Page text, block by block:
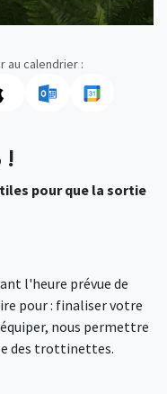
au calendrier :
!
pour que la sortie
l'heure prévue de
pour : finaliser votre
nous permettre
des trottinettes.